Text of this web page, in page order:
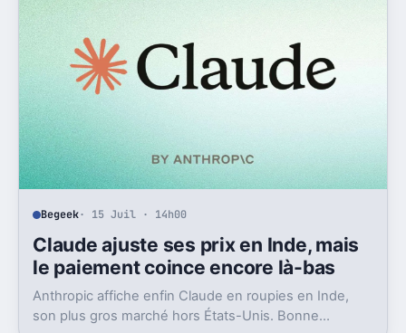
Begeek· 15 Juil · 14h00
Claude ajuste ses prix en Inde, mais
le paiement coince encore là-bas
Anthropic affiche enfin Claude en roupies en Inde,
son plus gros marché hors États-Unis. Bonne